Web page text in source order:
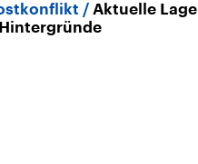
Aktuelle Lage